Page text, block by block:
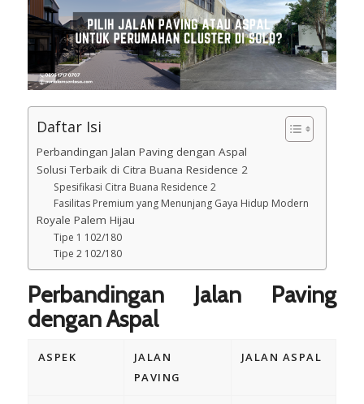
Daftar Isi
Perbandingan Jalan Paving dengan Aspal
Solusi Terbaik di Citra Buana Residence 2
Spesifikasi Citra Buana Residence 2
Fasilitas Premium yang Menunjang Gaya Hidup Modern
Royale Palem Hijau
Tipe 1 102/180
Tipe 2 102/180
Perbandingan Jalan Paving
dengan Aspal
ASPEK
JALAN
PAVING
JALAN ASPAL